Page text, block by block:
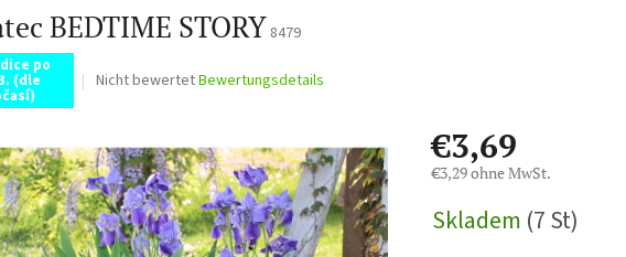
BEDTIME STORY 8479
po
(dle
Die
ist
0,0
von
5
Sternen.
Nicht bewertetBewertungsdetails
€3,69
€3,29 ohne MwSt.
Skladem (7 St)